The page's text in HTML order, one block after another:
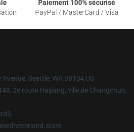
Paiement 100% sécurisé
PayPal / MasterCard / Visa
Avenue, Seattle, WA 98104,US
2e route Haijiang, ville de Changchun,